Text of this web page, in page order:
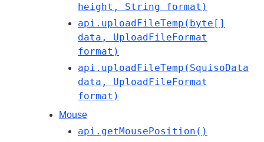
height, String format)
api.uploadFileTemp(byte[]
data, UploadFileFormat
format)
api.uploadFileTemp(SquisoData
data, UploadFileFormat
format)
Mouse
api.getMousePosition()